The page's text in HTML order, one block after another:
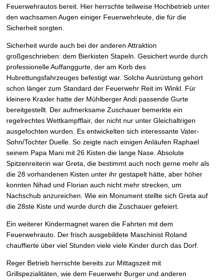
Feuerwehrautos bereit. Hier herrschte teilweise Hochbetrieb unter
den wachsamen Augen einiger Feuerwehrleute, die für die
Sicherheit sorgten.
Sicherheit wurde auch bei der anderen Attraktion
großgeschrieben: dem Bierkisten Stapeln. Gesichert wurde durch
professionelle Auffanggurte, der am Korb des
Hubrettungsfahrzeuges befestigt war. Solche Ausrüstung gehört
schon länger zum Standard der Feuerwehr Reit im Winkl. Für
kleinere Kraxler hatte der Mühlberger Andi passende Gurte
bereitgestellt. Der aufmerksame Zuschauer bemerkte ein
regelrechtes Wettkampfflair, der nicht nur unter Gleichaltrigen
ausgefochten wurden. Es entwickelten sich interessante Vater-
Sohn/Tochter Duelle. So zeigte nach einigen Anläufen Raphael
seinem Papa Mani mit 26 Kisten die lange Nase. Absolute
Spitzenreiterin war Greta, die bestimmt auch noch gerne mehr als
die 28 vorhandenen Kisten unter ihr gestapelt hätte, aber höher
konnten Nihad und Florian auch nicht mehr strecken, um
Nachschub anzureichen. Wie ein Monument stellte sich Greta auf
die 28ste Kiste und wurde durch die Zuschauer gefeiert.
Ein weiterer Kindermagnet waren die Fahrten mit dem
Feuerwehrauto. Der frisch ausgebildete Maschinist Roland
chauffierte über viel Stunden viele viele Kinder durch das Dorf.
Reger Betrieb herrschte bereits zur Mittagszeit mit
Grillspezialitäten, wie dem Feuerwehr Burger und anderen